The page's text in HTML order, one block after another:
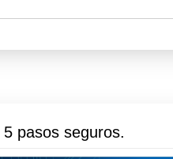
pasos seguros.